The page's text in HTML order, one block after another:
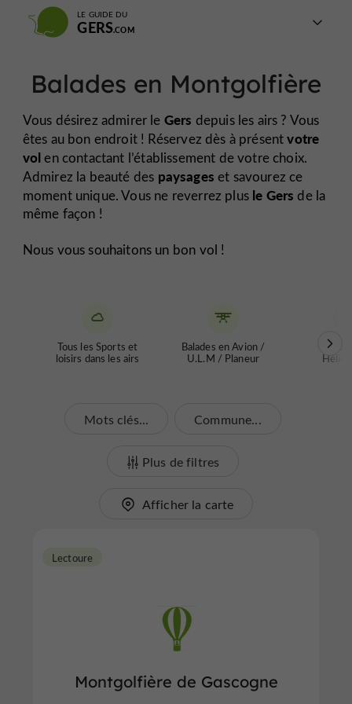
LE GUIDE DU
GERS
Balades en Montgolfière
Vous désirez admirer le Gers depuis les airs ? Vous
êtes au bon endroit ! Réservez dès à présentvotre
volen contactant l’établissement de votre choix.
Admirez la beauté des paysages et savourez ce
moment unique. Vous ne reverrez plus le Gers de la
même façon !
Nous vous souhaitons un bon vol !
Tous les Sports et
loisirs dans les airs
Balades en Avion /
U.L.M / Planeur
Mots clés... Commune...
Plus de filtres
Afficher la carte
Montgolfière de Gascogne
Lectoure